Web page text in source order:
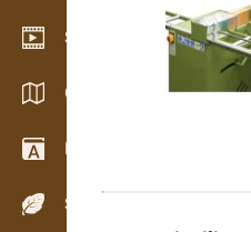
Showroom video
Cataloage / Broșuri
Dicţionar
Specii de lemn